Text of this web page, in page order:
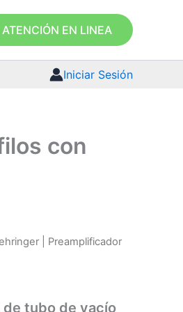
ATENCIÓN EN LINEA
Iniciar Sesión
con
| Preamplificador
tubo de vacío